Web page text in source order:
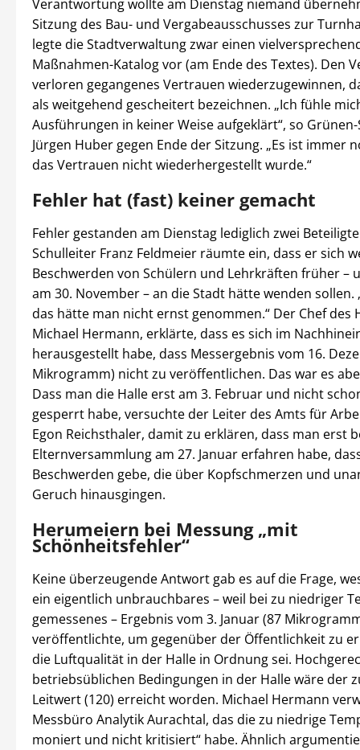
Verantwortung wollte am Dienstag niemand
Sitzung des Bau- und Vergabeausschusses zur
legte die Stadtverwaltung zwar einen
Maßnahmen-Katalog vor (am Ende des Textes). Den
verloren gegangenes Vertrauen wiederzugewinnen,
als weitgehend gescheitert bezeichnen. „Ich fühle
Ausführungen in keiner Weise aufgeklärt“, so
Jürgen Huber gegen Ende der Sitzung. „Es ist immer
das Vertrauen nicht wiederhergestellt wurde.“
Fehler hat (fast) keiner gemacht
Fehler gestanden am Dienstag lediglich zwei
Schulleiter Franz Feldmeier räumte ein, dass er sich
Beschwerden von Schülern und Lehrkräften früher –
am 30. November – an die Stadt hätte wenden sollen.
das hätte man nicht ernst genommen.“ Der Chef des
Michael Hermann, erklärte, dass es sich im
herausgestellt habe, dass Messergebnis vom 16.
Mikrogramm) nicht zu veröffentlichen. Das war es
Dass man die Halle erst am 3. Februar und nicht
gesperrt habe, versuchte der Leiter des Amts für
Egon Reichsthaler, damit zu erklären, dass man erst
Elternversammlung am 27. Januar erfahren habe,
Beschwerden gebe, die über Kopfschmerzen und
Geruch hinausgingen.
Herumeiern bei Messung „mit
Schönheitsfehler“
Keine überzeugende Antwort gab es auf die Frage,
ein eigentlich unbrauchbares – weil bei zu niedriger
gemessenes – Ergebnis vom 3. Januar (87
veröffentlichte, um gegenüber der Öffentlichkeit zu
die Luftqualität in der Halle in Ordnung sei.
betriebsüblichen Bedingungen in der Halle wäre der
Leitwert (120) erreicht worden. Michael Hermann
Messbüro Analytik Aurachtal, das die zu niedrige
moniert und nicht kritisiert“ habe. Ähnlich